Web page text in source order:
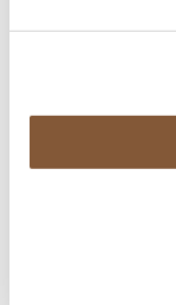
Sinulle
voimme
2.2.